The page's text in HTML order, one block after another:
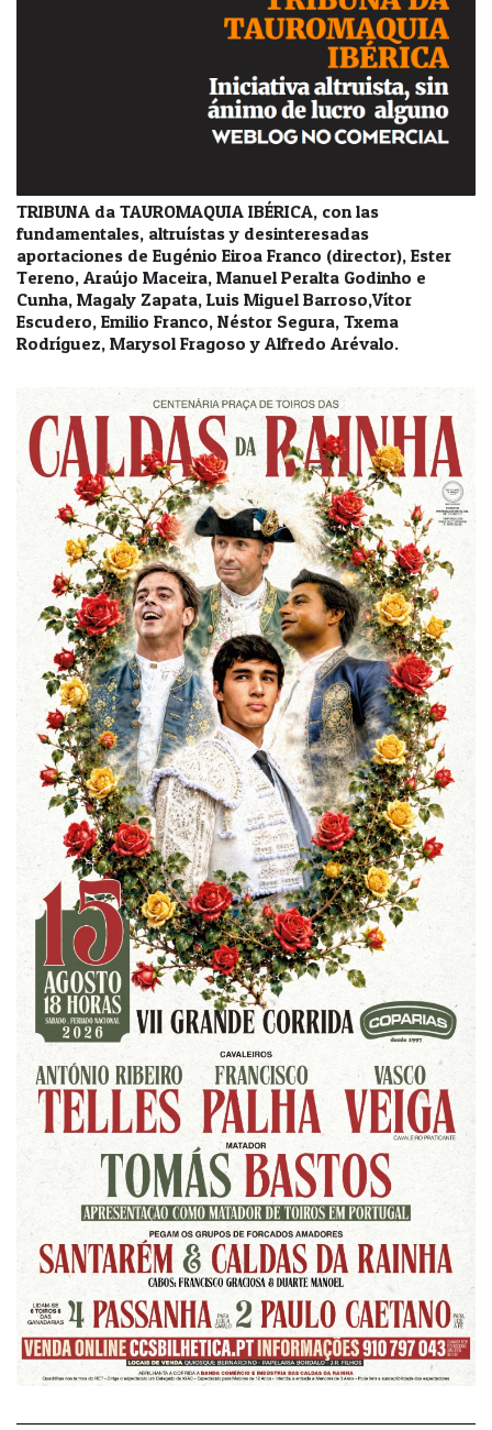
TRIBUNA da TAUROMAQUIA IBÉRICA, con las
fundamentales, altruístas y desinteresadas
aportaciones de Eugénio Eiroa Franco (director), Ester
Tereno, Araújo Maceira, Manuel Peralta Godinho e
Cunha, Magaly Zapata, Luis Miguel Barroso,Vítor
Escudero, Emilio Franco, Néstor Segura, Txema
Rodríguez, Marysol Fragoso y Alfredo Arévalo.